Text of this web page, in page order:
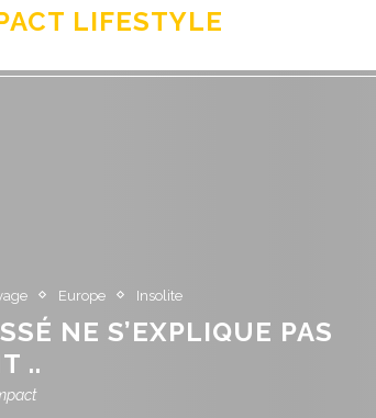
LIFESTYLE
Europe Insolite
NE S’EXPLIQUE PAS
..